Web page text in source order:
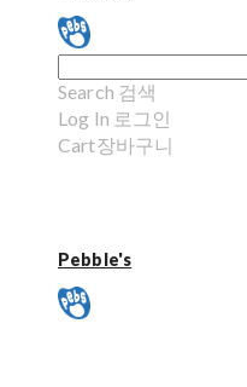
Search 검색
Log In 로그인
Cart장바구니
Pebble's